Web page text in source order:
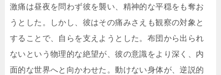
激痛は昼夜を問わず彼を襲い、精神的な平穏をも奪お
うとした。しかし、彼はその痛みさえも観察の対象と
することで、自らを支えようとした。布団から出られ
ないという物理的な絶望が、彼の意識をより深く、内
面的な世界へと向かわせた。動けない身体が、逆説的